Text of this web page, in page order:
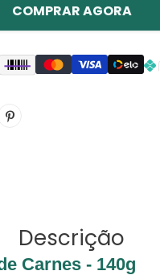
COMPRAR AGORA
INCLUIR
Descrição
Carnes - 140g